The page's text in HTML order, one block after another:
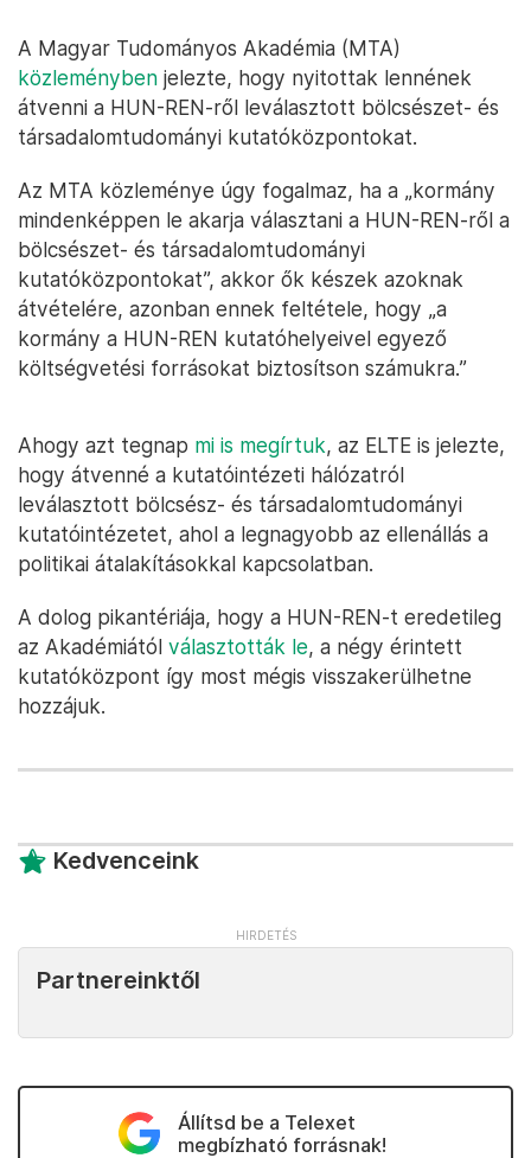
A Magyar Tudományos Akadémia (MTA)
közleményben jelezte, hogy nyitottak lennének
átvenni a HUN-REN-ről leválasztott bölcsészet- és
társadalomtudományi kutatóközpontokat.
Az MTA közleménye úgy fogalmaz, ha a „kormány
mindenképpen le akarja választani a HUN-REN-ről a
bölcsészet- és társadalomtudományi
kutatóközpontokat”, akkor ők készek azoknak
átvételére, azonban ennek feltétele, hogy „a
kormány a HUN-REN kutatóhelyeivel egyező
költségvetési forrásokat biztosítson számukra.”
Ahogy azt tegnap mi is megírtuk, az ELTE is jelezte,
hogy átvenné a kutatóintézeti hálózatról
leválasztott bölcsész- és társadalomtudományi
kutatóintézetet, ahol a legnagyobb az ellenállás a
politikai átalakításokkal kapcsolatban.
A dolog pikantériája, hogy a HUN-REN-t eredetileg
az Akadémiától választották le, a négy érintett
kutatóközpont így most mégis visszakerülhetne
hozzájuk.
Kedvenceink
Partnereinktől
Állítsd be a Telexet
megbízható forrásnak!